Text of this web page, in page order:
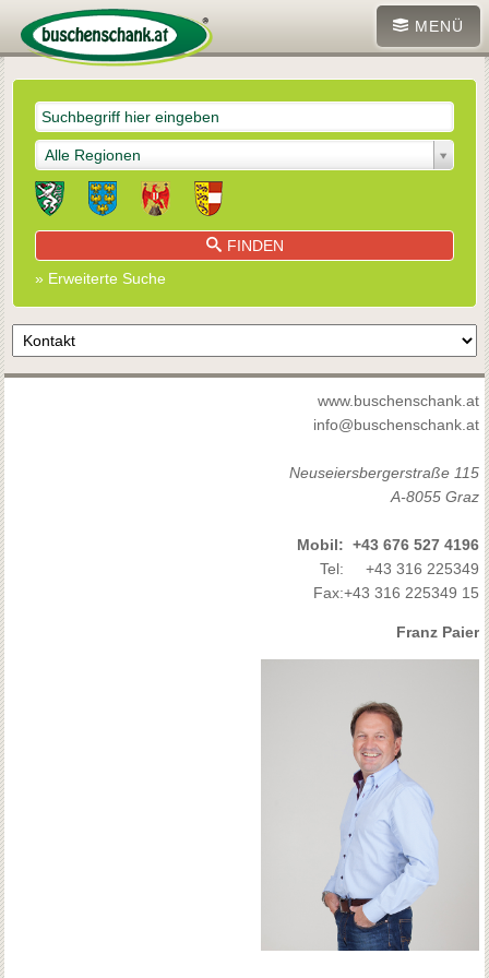
MENÜ
Alle Regionen
FINDEN
» Erweiterte Suche
www.buschenschank.at
info@buschenschank.at
Neuseiersbergerstraße 115
A-8055 Graz
Mobil: +43 676 527 4196
Tel:
+43 316 225349
Fax:+43 316 225349 15
Franz Paier